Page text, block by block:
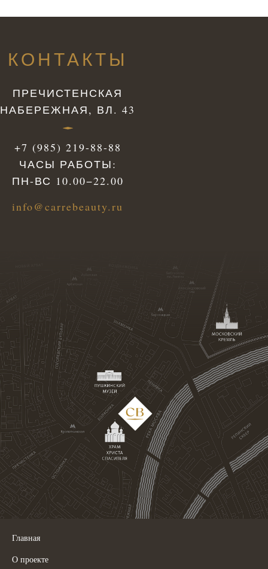
КОНТАКТЫ
ПРЕЧИСТЕНСКАЯ
НАБЕРЕЖНАЯ, ВЛ. 43
+7 (985) 219-88-88
ЧАСЫ РАБОТЫ:
ПН-ВС 10.00−22.00
info@carrebeauty.ru
Главная
О проекте